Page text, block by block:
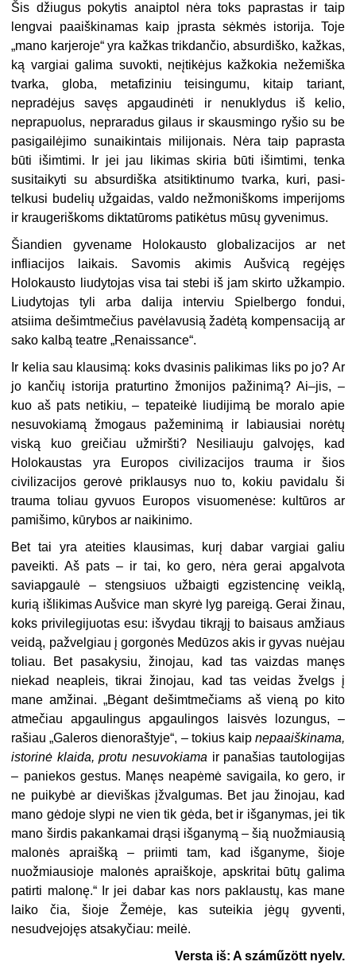
Šis džiugus pokytis anaiptol nėra toks paprastas ir taip
lengvai paaiškinamas kaip įprasta sėkmės istorija. Toje
„mano karjeroje“ yra kažkas trikdančio, absurdiško, kažkas,
ką vargiai galima suvokti, neįtikėjus kažkokia nežemiška
tvarka, globa, meta­fiziniu teisingumu, kitaip tariant,
nepradėjus savęs apgaudinėti ir nenuklydus iš kelio,
neprapuolus, nepraradus gilaus ir skausmingo ryšio su be
pasigailėjimo sunaikintais milijonais. Nėra taip paprasta
būti išimtimi. Ir jei jau likimas skiria būti išimtimi, tenka
susitaikyti su absurdiška atsitiktinumo tvarka, kuri, pasi­
telkusi budelių užgaidas, valdo nežmoniškoms imperijoms
ir kraugeriškoms dik­tatūroms patikėtus mūsų gyvenimus.
Šiandien gyvename Holokausto globalizacijos ar net
infliacijos laikais. Savo­mis akimis Aušvicą regėjęs
Holokausto liudytojas visa tai stebi iš jam skirto už­kampio.
Liudytojas tyli arba dalija interviu Spielbergo fondui,
atsiima dešimt­mečius pavėlavusią žadėtą kompensaciją ar
sako kalbą teatre „Renaissance“.
Ir kelia sau klausimą: koks dvasinis palikimas liks po jo? Ar
jo kančių istorija praturtino žmonijos pažinimą? Ai–jis, –
kuo aš pats netikiu, – tepateikė liudijimą be moralo apie
nesuvokiamą žmogaus pažeminimą ir labiausiai norėtų
viską kuo greičiau užmiršti? Nesiliauju galvojęs, kad
Holokaustas yra Europos civilizacijos trauma ir šios
civilizacijos gerovė priklausys nuo to, kokiu pavidalu ši
trauma toliau gyvuos Europos visuomenėse: kultūros ar
pamišimo, kūrybos ar naikinimo.
Bet tai yra ateities klausimas, kurį dabar vargiai galiu
paveikti. Aš pats – ir tai, ko gero, nėra gerai apgalvota
saviapgaulė – stengsiuos užbaigti egzistencinę veiklą,
kurią išlikimas Aušvice man skyrė lyg pareigą. Gerai žinau,
koks privi­legijuotas esu: išvydau tikrąjį to baisaus amžiaus
veidą, pažvelgiau į gorgonės Medūzos akis ir gyvas nuėjau
toliau. Bet pasakysiu, žinojau, kad tas vaizdas manęs
niekad neapleis, tikrai žinojau, kad tas veidas žvelgs į
mane amžinai. „Bėgant dešimtmečiams aš vieną po kito
atmečiau apgaulingus apgaulingos lais­vės lozungus, –
rašiau „Galeros dienoraštyje“, – tokius kaipnepaaiškinama,
isto­rinė klaida, protu nesuvokiama ir panašias tautologijas
– paniekos gestus. Manęs neapėmė savigaila, ko gero, ir
ne puikybė ar dieviškas įžvalgumas. Bet jau žino­jau, kad
mano gėdoje slypi ne vien tik gėda, bet ir išganymas, jei tik
mano širdis pakankamai drąsi išganymą – šią nuožmiausią
malonės apraišką – priimti tam, kad išganyme, šioje
nuožmiausioje malonės apraiškoje, apskritai būtų galima
patirti malonę.“ Ir jei dabar kas nors paklaustų, kas mane
laiko čia, šioje Žemėje, kas suteikia jėgų gyventi,
nesudvejojęs atsakyčiau: meilė.
Versta iš: A száműzött nyelv.